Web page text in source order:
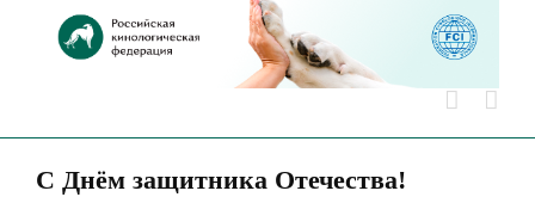
С Днём защитника Отечества!